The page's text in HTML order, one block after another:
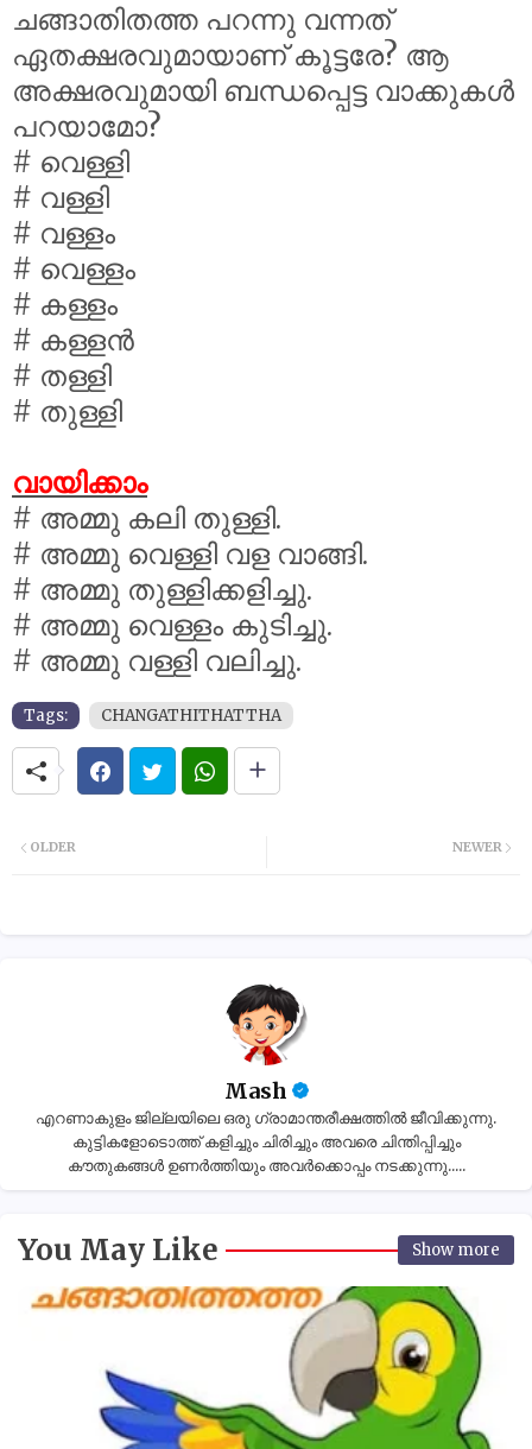
ചങ്ങാതിതത്ത പറന്നു വന്നത്
ഏതക്ഷരവുമായാണ് കൂട്ടരേ? ആ
അക്ഷരവുമായി ബന്ധപ്പെട്ട വാക്കുകൾ
പറയാമോ?
# വെള്ളി
# വള്ളി
# വള്ളം
# വെള്ളം
# കള്ളം
# കള്ളൻ
# തള്ളി
# തുള്ളി
വായിക്കാം
# അമ്മു കലി തുള്ളി.
# അമ്മു വെള്ളി വള വാങ്ങി.
# അമ്മു തുള്ളിക്കളിച്ചു.
# അമ്മു വെള്ളം കുടിച്ചു.
# അമ്മു വള്ളി വലിച്ചു.
Tags: CHANGATHITHATTHA
NEWER
OLDER
Mash
എറണാകുളം ജില്ലയിലെ ഒരു ഗ്രാമാന്തരീക്ഷത്തിൽ ജീവിക്കുന്നു.
കുട്ടികളോടൊത്ത് കളിച്ചും ചിരിച്ചും അവരെ ചിന്തിപ്പിച്ചും
കൗതുകങ്ങൾ ഉണർത്തിയും അവർക്കൊപ്പം നടക്കുന്നു.....
You May Like Show more